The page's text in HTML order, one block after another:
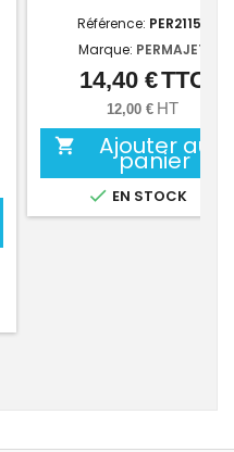
Référence: PER21152
Marque: PERMAJET
Prix
14,40 €TTC
12,00 € HT
 Ajouter au
panier
 EN STOCK